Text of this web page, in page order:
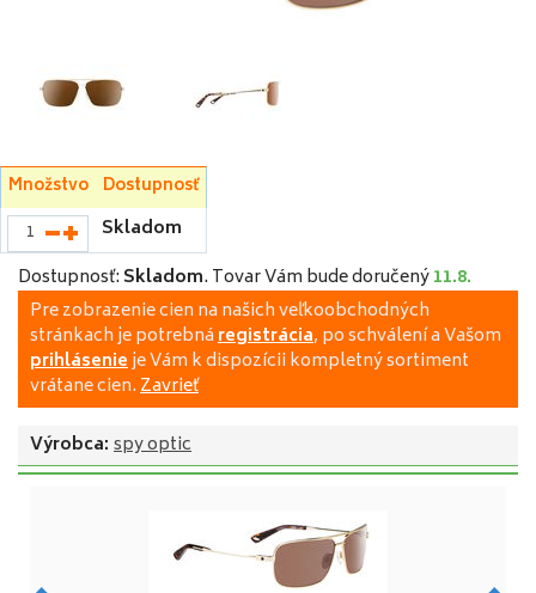
Množstvo Dostupnosť
Skladom
Dostupnosť: Skladom. Tovar Vám bude doručený11.8.
Pre zobrazenie cien na našich veľkoobchodných
stránkach je potrebnáregistrácia, po schválení a Vašom
prihlásenieje Vám k dispozícii kompletný sortiment
vrátane cien.Zavrieť
Výrobca: spy optic